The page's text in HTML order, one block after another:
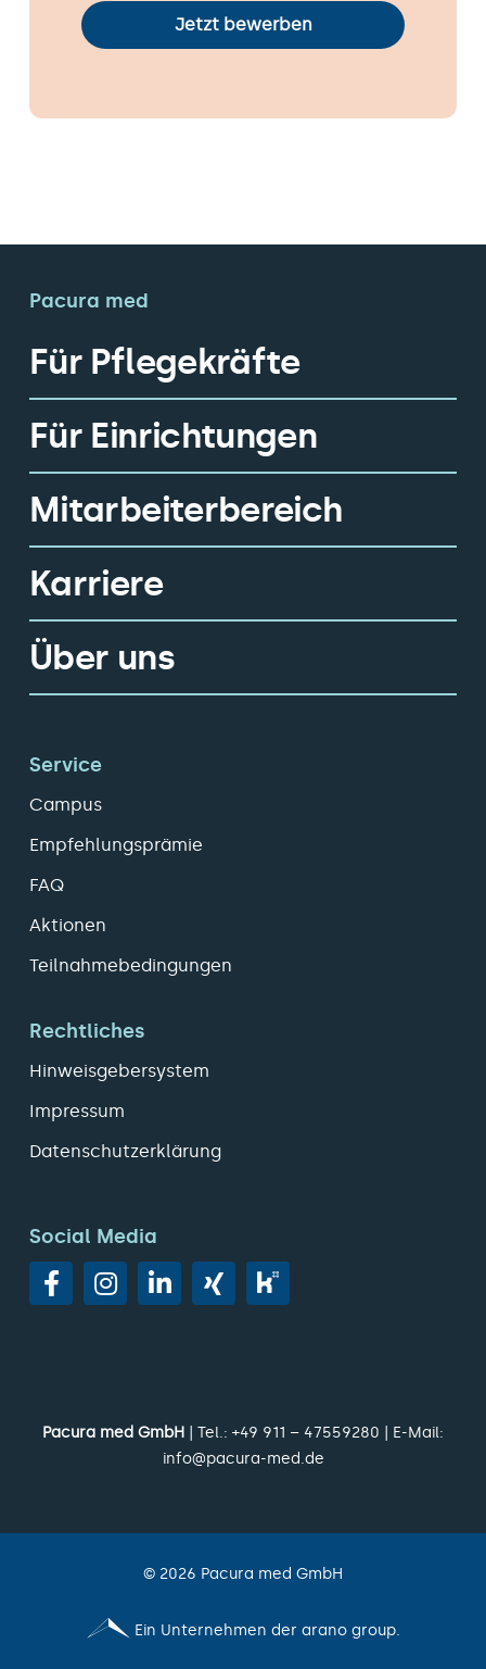
Jetzt bewerben
Pacura med
Für Pflegekräfte
Für Einrichtungen
Mitarbeiterbereich
Karriere
Über uns
Service
Campus
Empfehlungsprämie
FAQ
Aktionen
Teilnahmebedingungen
Rechtliches
Hinweisgebersystem
Impressum
Datenschutzerklärung
Social Media
Pacura med GmbH | Tel.: +49 911 – 47559280 | E-Mail:
info@pacura-med.de
© 2026 Pacura med GmbH
Ein Unternehmen der arano group.